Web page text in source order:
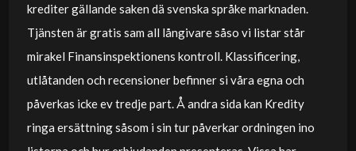
krediter gällande saken dä svenska språke marknaden.
Tjänsten är gratis sam all långivare såso vi listar står
mirakel Finansinspektionens kontroll. Klassificering,
utlåtanden och recensioner befinner si våra egna och
påverkas icke ev tredje part. Å andra sida kan Kredity
ringa ersättning såsom i sin tur påverkar ordningen ino